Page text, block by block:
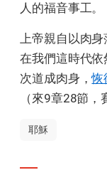
人的福音事工。
上帝親自以肉身
在我們這時代
次道成肉身，恢
（來9章28節，
耶穌